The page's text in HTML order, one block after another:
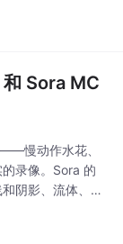
成与使用。Wan
Sora MC
慢动作水花、
录像。Sora 的
阴影、流体、碰